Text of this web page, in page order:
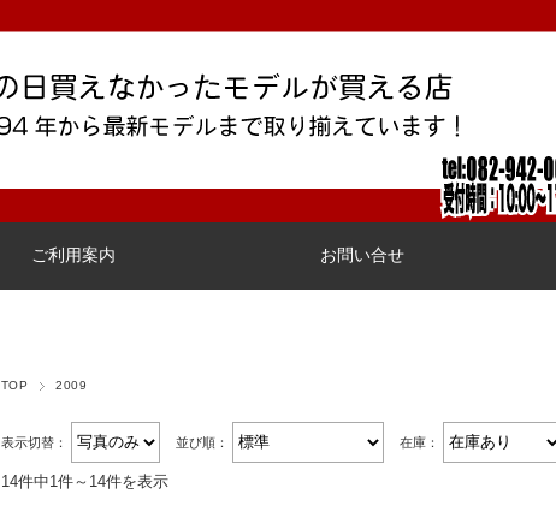
ご利用案内 お問い合せ
TOP 2009
表示切替： 並び順： 在庫：
14件中1件～14件を表示